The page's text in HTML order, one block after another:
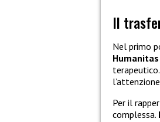
Il
Nel primo
Humanitas
Per il
complessa.